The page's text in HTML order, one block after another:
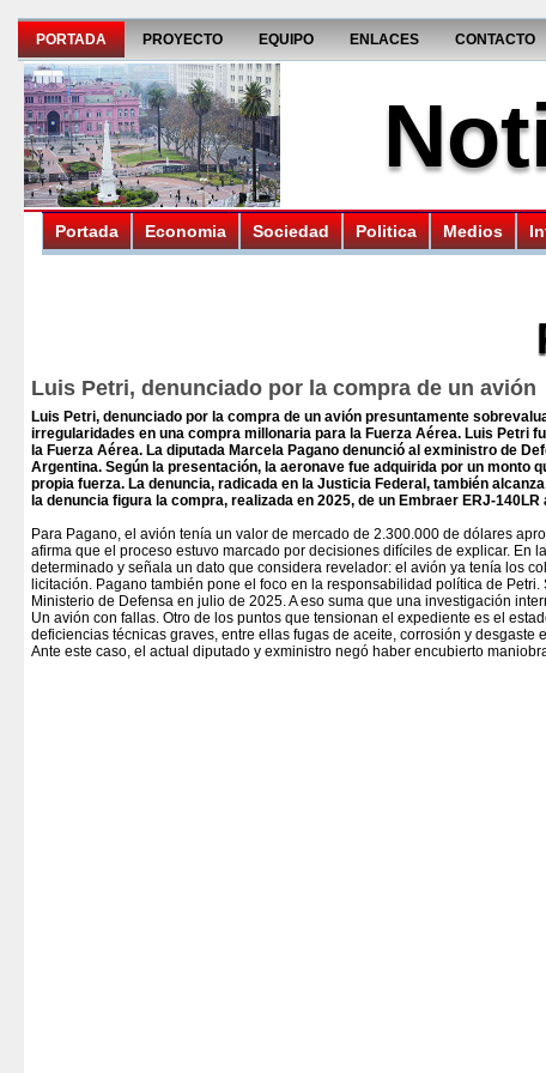
PORTADA PROYECTO EQUIPO ENLACES CONTACTO
Portada Economia Sociedad Politica Medios
Luis Petri, denunciado por la compra de un avión
Luis Petri, denunciado por la compra de un avión presuntamente
irregularidades en una compra millonaria para la Fuerza Aérea. Luis Petri
la Fuerza Aérea. La diputada Marcela Pagano denunció al exministro de
Argentina. Según la presentación, la aeronave fue adquirida por un
propia fuerza. La denuncia, radicada en la Justicia Federal, también
la denuncia figura la compra, realizada en 2025, de un Embraer ERJ-
Para Pagano, el avión tenía un valor de mercado de 2.300.000 de dólares
afirma que el proceso estuvo marcado por decisiones difíciles de explicar.
determinado y señala un dato que considera revelador: el avión ya tenía los
licitación. Pagano también pone el foco en la responsabilidad política de
Ministerio de Defensa en julio de 2025. A eso suma que una investigación
Un avión con fallas. Otro de los puntos que tensionan el expediente es el
deficiencias técnicas graves, entre ellas fugas de aceite, corrosión y desgaste
Ante este caso, el actual diputado y exministro negó haber encubierto